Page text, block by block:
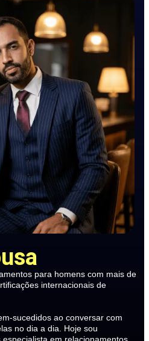
para homens com mais de
internacionais de
sucedidos ao conversar com
no dia a dia. Hoje sou